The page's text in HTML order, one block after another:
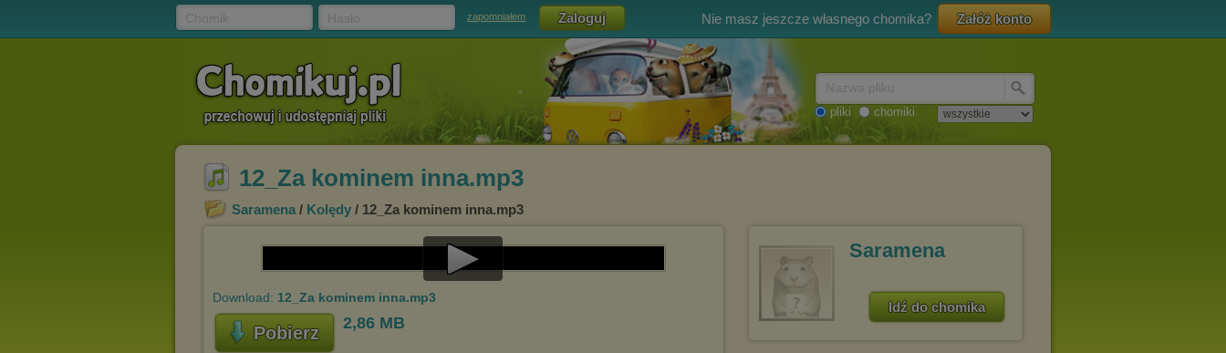
zapomniałem Nie masz jeszcze własnego chomika? Załóż konto
pliki chomiki
12_Za kominem inna.mp3
Saramena / Kolędy / 12_Za kominem inna.mp3
Play
Download: 12_Za kominem inna.mp3
Pobierz 2,86 MB
Saramena
Idź do chomika